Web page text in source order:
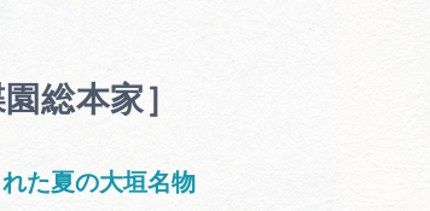
総本家］
た夏の大垣名物